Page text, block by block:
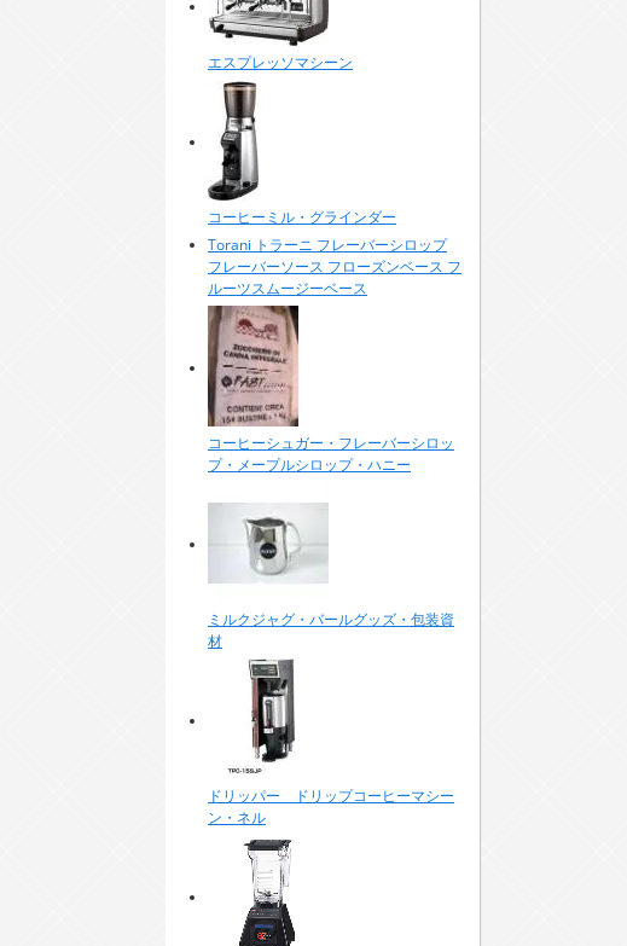
エスプレッソマシーン
コーヒーミル・グラインダー
Torani トラーニ フレーバーシロップ
フレーバーソース フローズンベース フ
ルーツスムージーベース
コーヒーシュガー・フレーバーシロッ
プ・メープルシロップ・ハニー
ミルクジャグ・バールグッズ・包装資
材
ドリッパー ドリップコーヒーマシー
ン・ネル